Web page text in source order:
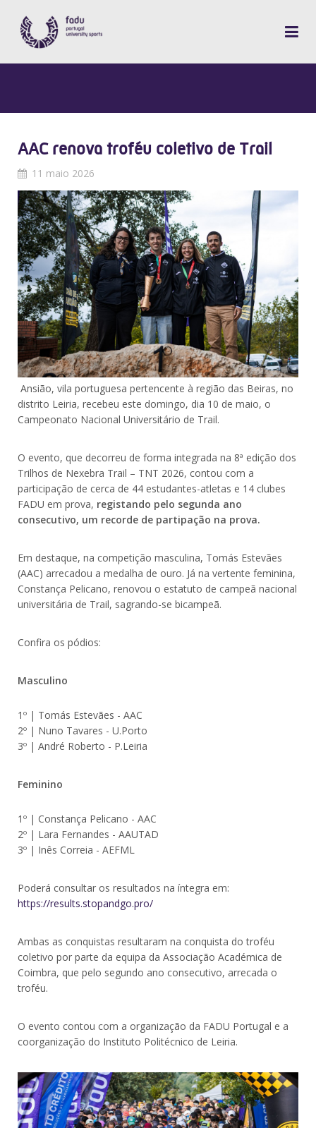
AAC renova troféu coletivo de Trail
11 maio 2026
Ansião, vila portuguesa pertencente à região das Beiras, no
distrito Leiria, recebeu este domingo, dia 10 de maio, o
Campeonato Nacional Universitário de Trail.
O evento, que decorreu de forma integrada na 8ª edição dos
Trilhos de Nexebra Trail – TNT 2026, contou com a
participação de cerca de 44 estudantes-atletas e 14 clubes
FADU em prova, registando pelo segunda ano
consecutivo, um recorde de partipação na prova.
Em destaque, na competição masculina, Tomás Estevães
(AAC) arrecadou a medalha de ouro. Já na vertente feminina,
Constança Pelicano, renovou o estatuto de campeã nacional
universitária de Trail, sagrando-se bicampeã.
Confira os pódios:
Masculino
1º | Tomás Estevães - AAC
2º | Nuno Tavares - U.Porto
3º | André Roberto - P.Leiria
Feminino
1º | Constança Pelicano - AAC
2º | Lara Fernandes - AAUTAD
3º | Inês Correia - AEFML
Poderá consultar os resultados na íntegra em:
https://results.stopandgo.pro/
Ambas as conquistas resultaram na conquista do troféu
coletivo por parte da equipa da Associação Académica de
Coimbra, que pelo segundo ano consecutivo, arrecada o
troféu.
O evento contou com a organização da FADU Portugal e a
coorganização do Instituto Politécnico de Leiria.